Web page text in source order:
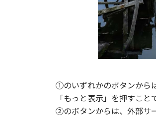
①のいずれかのボタンから
「もっと表示」を押すこと
②のボタンからは、外部サ